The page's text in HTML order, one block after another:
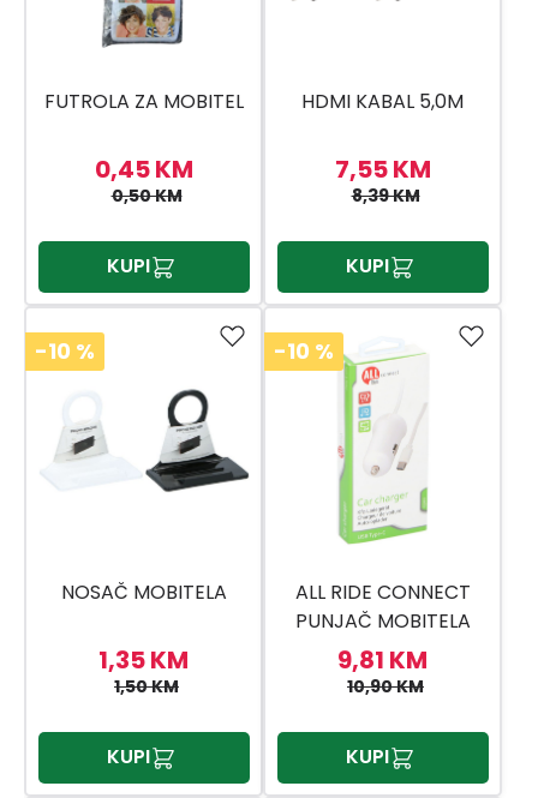
FUTROLA ZA MOBITEL
0,45 KM
0,50 KM
KUPI
HDMI KABAL 5,0M
7,55 KM
8,39 KM
KUPI
-10 %
NOSAČ MOBITELA
1,35 KM
1,50 KM
KUPI
-10 %
ALL RIDE CONNECT
PUNJAČ MOBITELA
TYPE C 2A
9,81 KM
10,90 KM
KUPI